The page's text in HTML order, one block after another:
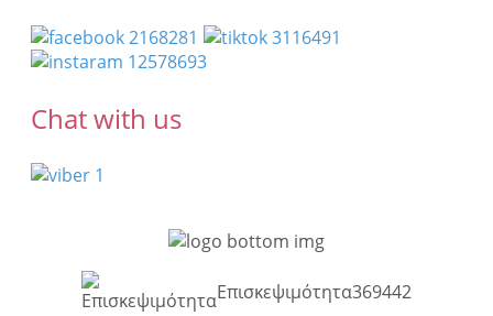
Chat with us
Επισκεψιμότητα369442